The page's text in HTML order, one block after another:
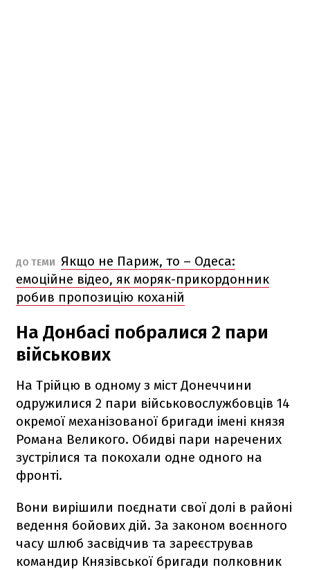
ДО ТЕМИ
Якщо не Париж, то – Одеса:
емоційне відео, як моряк-прикордонник
робив пропозицію коханій
На Донбасі побралися 2 пари
військових
На Трійцю в одному з міст Донеччини
одружилися 2 пари військовослужбовців 14
окремої механізованої бригади імені князя
Романа Великого. Обидві пари наречених
зустрілися та покохали одне одного на
фронті.
Вони вирішили поєднати свої долі в районі
ведення бойових дій. За законом воєнного
часу шлюб засвідчив та зареєстрував
командир Князівської бригади полковник